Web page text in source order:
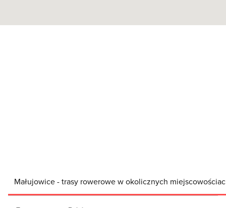
Małujowice - trasy rowerowe w okolicznych